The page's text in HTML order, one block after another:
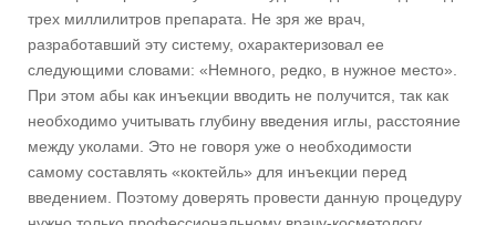
трех миллилитров препарата. Не зря же врач,
разработавший эту систему, охарактеризовал ее
следующими словами: «Немного, редко, в нужное место».
При этом абы как инъекции вводить не получится, так как
необходимо учитывать глубину введения иглы, расстояние
между уколами. Это не говоря уже о необходимости
самому составлять «коктейль» для инъекции перед
введением. Поэтому доверять провести данную процедуру